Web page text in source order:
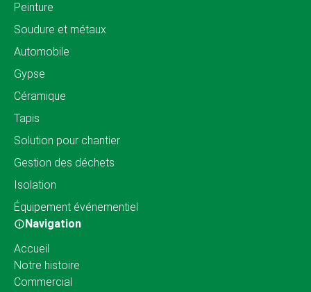
Peinture
Soudure et métaux
Automobile
Gypse
Céramique
Tapis
Solution pour chantier
Gestion des déchets
Isolation
Équipement événementiel
Navigation
Accueil
Notre histoire
Commercial